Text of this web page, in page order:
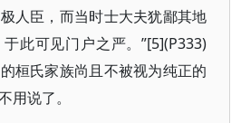
人臣，而当时士大夫犹鄙其地
此可见门户之严。”[5](P333)
桓氏家族尚且不被视为纯正的
用说了。